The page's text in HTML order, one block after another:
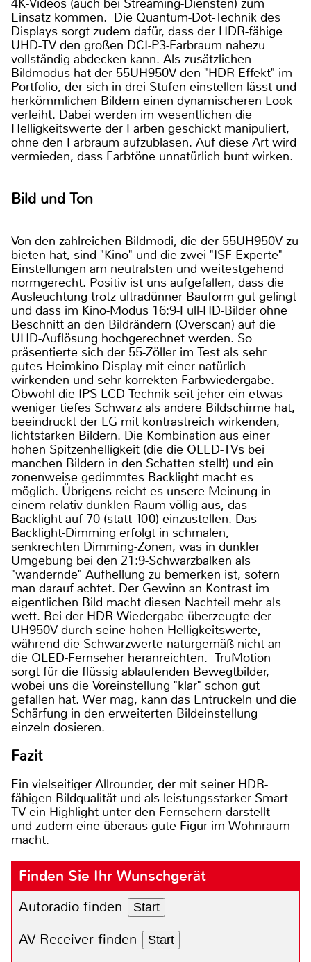
Einsatz kommen. Die Quantum-Dot-Technik des
Displays sorgt zudem dafür, dass der HDR-fähige
UHD-TV den großen DCI-P3-Farbraum nahezu
vollständig abdecken kann. Als zusätzlichen
Bildmodus hat der 55UH950V den "HDR-Effekt" im
Portfolio, der sich in drei Stufen einstellen lässt und
herkömmlichen Bildern einen dynamischeren Look
verleiht. Dabei werden im wesentlichen die
Helligkeitswerte der Farben geschickt manipuliert,
ohne den Farbraum aufzublasen. Auf diese Art wird
vermieden, dass Farbtöne unnatürlich bunt wirken.
Bild und Ton
Von den zahlreichen Bildmodi, die der 55UH950V zu
bieten hat, sind "Kino" und die zwei "ISF Experte"-
Einstellungen am neutralsten und weitestgehend
normgerecht. Positiv ist uns aufgefallen, dass die
Ausleuchtung trotz ultradünner Bauform gut gelingt
und dass im Kino-Modus 16:9-Full-HD-Bilder ohne
Beschnitt an den Bildrändern (Overscan) auf die
UHD-Auflösung hochgerechnet werden. So
präsentierte sich der 55-Zöller im Test als sehr
gutes Heimkino-Display mit einer natürlich
wirkenden und sehr korrekten Farbwiedergabe.
Obwohl die IPS-LCD-Technik seit jeher ein etwas
weniger tiefes Schwarz als andere Bildschirme hat,
beeindruckt der LG mit kontrastreich wirkenden,
lichtstarken Bildern. Die Kombination aus einer
hohen Spitzenhelligkeit (die die OLED-TVs bei
manchen Bildern in den Schatten stellt) und ein
zonenweise gedimmtes Backlight macht es
möglich. Übrigens reicht es unsere Meinung in
einem relativ dunklen Raum völlig aus, das
Backlight auf 70 (statt 100) einzustellen. Das
Backlight-Dimming erfolgt in schmalen,
senkrechten Dimming-Zonen, was in dunkler
Umgebung bei den 21:9-Schwarzbalken als
"wandernde" Aufhellung zu bemerken ist, sofern
man darauf achtet. Der Gewinn an Kontrast im
eigentlichen Bild macht diesen Nachteil mehr als
wett. Bei der HDR-Wiedergabe überzeugte der
UH950V durch seine hohen Helligkeitswerte,
während die Schwarzwerte naturgemäß nicht an
die OLED-Fernseher heranreichten. TruMotion
sorgt für die flüssig ablaufenden Bewegtbilder,
wobei uns die Voreinstellung "klar" schon gut
gefallen hat. Wer mag, kann das Entruckeln und die
Schärfung in den erweiterten Bildeinstellung
einzeln dosieren.
Fazit
Ein vielseitiger Allrounder, der mit seiner HDR-
fähigen Bildqualität und als leistungsstarker Smart-
TV ein Highlight unter den Fernsehern darstellt –
und zudem eine überaus gute Figur im Wohnraum
macht.
Finden Sie Ihr Wunschgerät
Autoradio finden Start
AV-Receiver finden Start